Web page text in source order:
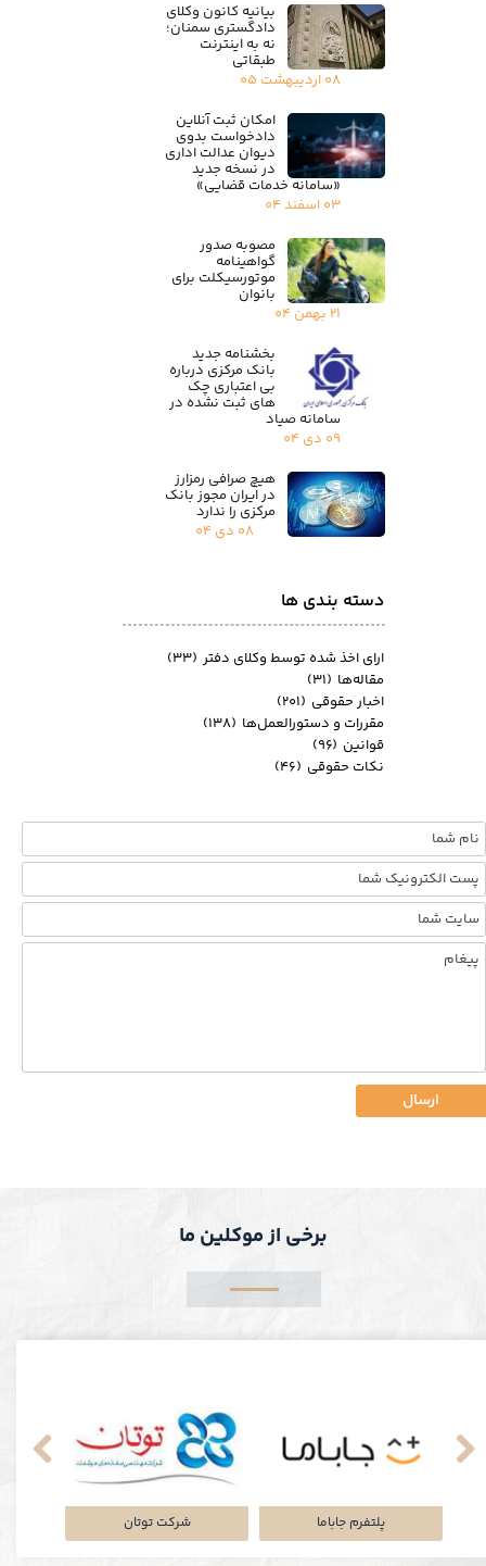
ارسال
دسته بندی ها
بیانیه کانون وکلای
دادگستری سمنان؛
نه به اینترنت
طبقاتی
۰۸ اردیبهشت ۰۵
امکان ثبت آنلاین
دادخواست بدوی
دیوان عدالت اداری
در نسخه جدید
«سامانه خدمات قضایی»
۰۳ اسفند ۰۴
مصوبه صدور
گواهینامه
موتورسیکلت برای
بانوان
۲۱ بهمن ۰۴
بخشنامه جدید
بانک مرکزی درباره
بی اعتباری چک
های ثبت نشده در
سامانه صیاد
۰۹ دی ۰۴
هیچ صرافی رمزارز
در ایران مجوز بانک
مرکزی را ندارد
۰۸ دی ۰۴
ارای اخذ شده توسط وکلای دفتر (۳۳)
مقاله‌ها (۳۱)
اخبار حقوقی (۲۰۱)
مقررات و دستورالعمل‌ها (۱۳۸)
قوانین (۹۶)
نکات حقوقی (۴۶)
شرکت توتان پلتفرم جاباما
برخی از موکلین ما